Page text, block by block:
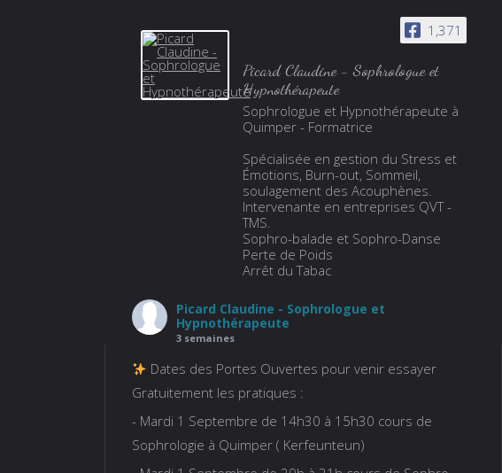
1,371
Picard Claudine - Sophrologue et
Hypnothérapeute
Sophrologue et Hypnothérapeute à
Quimper - Formatrice
Spécialisée en gestion du Stress et
Émotions, Burn-out, Sommeil,
soulagement des Acouphènes.
Intervenante en entreprises QVT -
TMS.
Sophro-balade et Sophro-Danse
Perte de Poids
Arrêt du Tabac
Picard Claudine - Sophrologue et
Hypnothérapeute
3 semaines
Dates des Portes Ouvertes pour venir essayer
Gratuitement les pratiques :
- Mardi 1 Septembre de 14h30 à 15h30 cours de
Sophrologie à Quimper ( Kerfeunteun)